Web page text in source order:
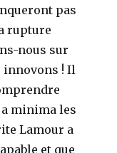
pas
rupture
nous sur
innovons ! Il
minima les
Lamour a
et que